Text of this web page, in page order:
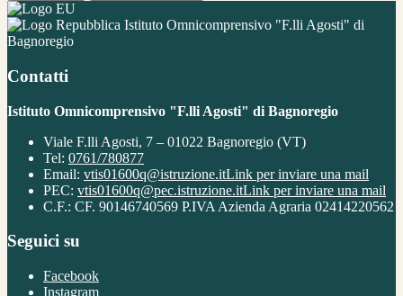
Istituto Omnicomprensivo "F.lli Agosti" di
Bagnoregio
Contatti
Istituto Omnicomprensivo "F.lli Agosti" di Bagnoregio
Viale F.lli Agosti, 7 – 01022 Bagnoregio (VT)
Tel: 0761/780877
Email: vtis01600q@istruzione.itLink per inviare una mail
PEC: vtis01600q@pec.istruzione.itLink per inviare una mail
C.F.: CF. 90146740569 P.IVA Azienda Agraria 02414220562
Seguici su
Facebook
Instagram